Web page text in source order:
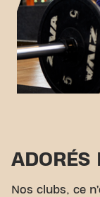
ADORÉS
Nos clubs, ce